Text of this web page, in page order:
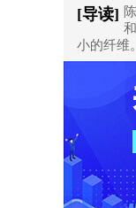
[导读]
小的纤维